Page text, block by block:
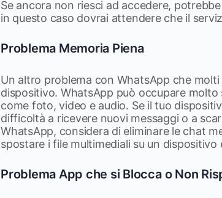
Se ancora non riesci ad accedere,
in questo caso dovrai attendere che il
Problema Memoria Piena
Un altro problema con WhatsApp che
dispositivo. WhatsApp può occupare
come foto, video e audio. Se il tuo
difficoltà a ricevere nuovi messaggi o a
WhatsApp, considera di eliminare le chat
spostare i file multimediali su un dispositivo
Problema App che si Blocca o Non